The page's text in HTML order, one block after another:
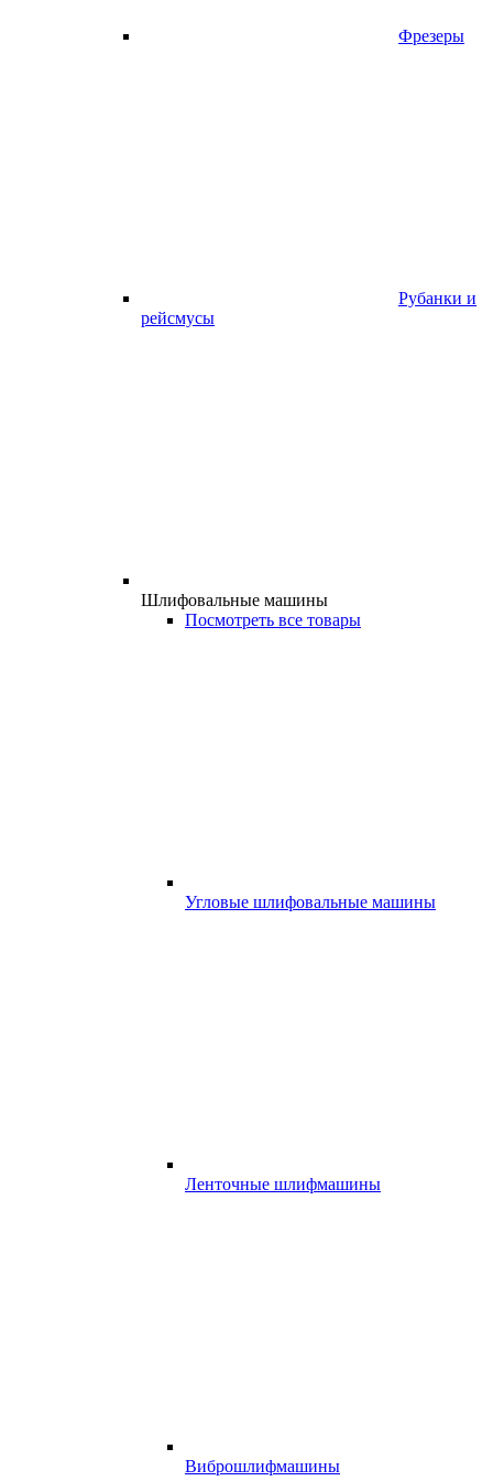
Фрезеры
Рубанки и
рейсмусы
Шлифовальные машины
Посмотреть все товары
Угловые шлифовальные машины
Ленточные шлифмашины
Виброшлифмашины